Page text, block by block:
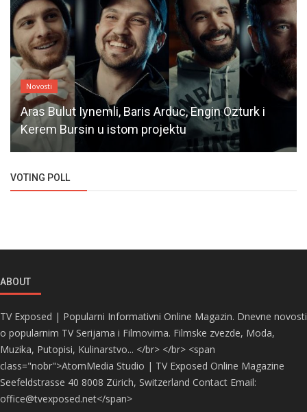
Novosti
Aras Bulut Iynemli, Baris Arduc, Engin Ozturk i
Kerem Bursin u istom projektu
VOTING POLL
ABOUT
TV Exposed | Popularni Informativni Online Magazin. Dnevne novosti
o popularnim TV Serijama i Filmovima. Filmske zvezde, Moda,
Muzika, Putopisi, Kulinarstvo... </br> </br> <span
class="nobr">AtomMedia Studio | TV Exposed Online Magazine
Seefeldstrasse 40 8008 Zürich, Switzerland Contact Email:
office@tvexposed.net</span>